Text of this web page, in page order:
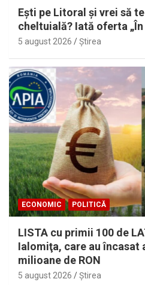
Eşti pe Litoral şi vrei să
cheltuială? Iată oferta
5 august 2026 Ştirea
ECONOMIC POLITICĂ
LISTA cu primii 100 de
Ialomiţa, care au încasat
milioane de RON
5 august 2026 Ştirea